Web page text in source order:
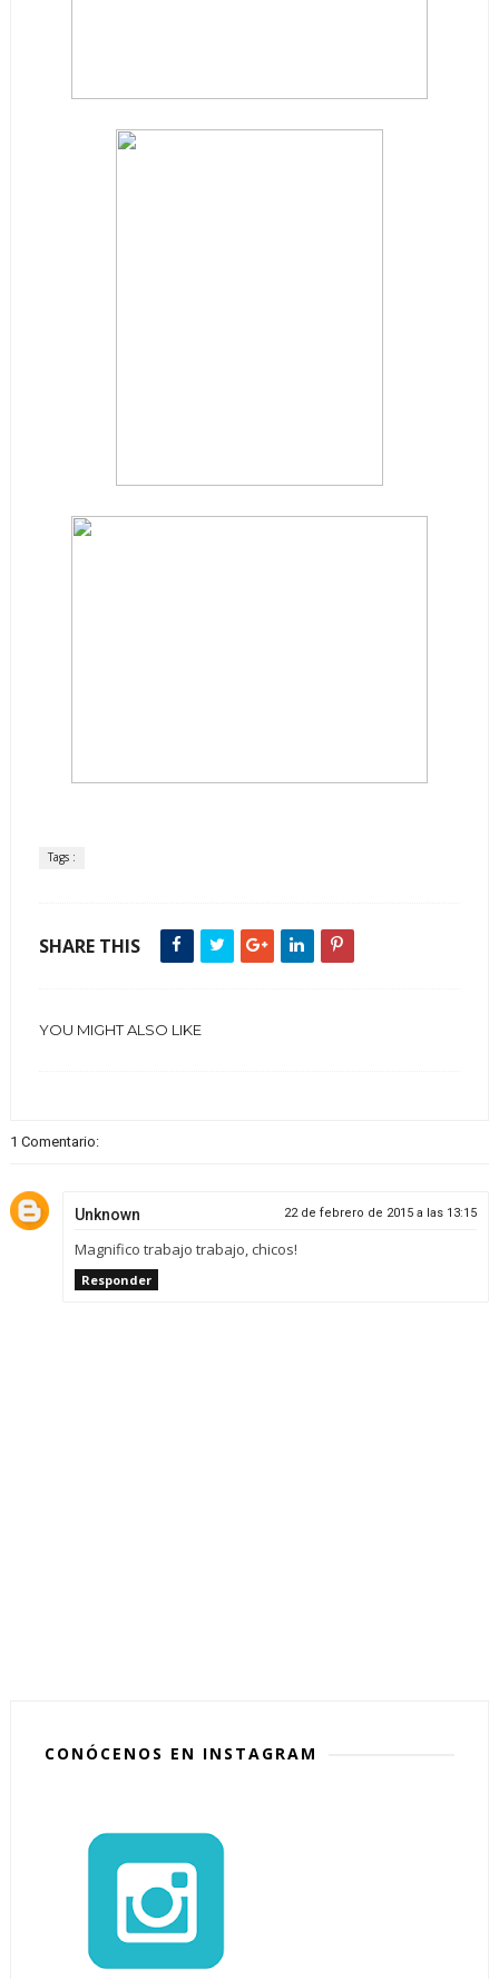
Tags :
SHARE THIS
YOU MIGHT ALSO LIKE
1 Comentario:
Unknown 22 de febrero de 2015 a las 13:15
Magnifico trabajo trabajo, chicos!
Responder
CONÓCENOS EN INSTAGRAM